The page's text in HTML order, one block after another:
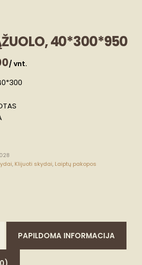
40*300*950
/ vnt.
, Klijuoti skydai, Laiptų pakopos
PAPILDOMA INFORMACIJA